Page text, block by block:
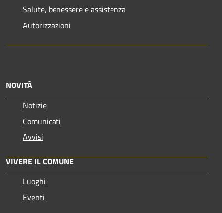
Salute, benessere e assistenza
Autorizzazioni
NOVITÀ
Notizie
Comunicati
Avvisi
VIVERE IL COMUNE
Luoghi
Eventi